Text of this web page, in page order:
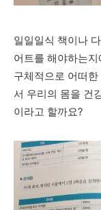
일일일식 책이나
어트를 해야하는
구체적으로 어떠
서 우리의 몸을 건
이라고 할까요?